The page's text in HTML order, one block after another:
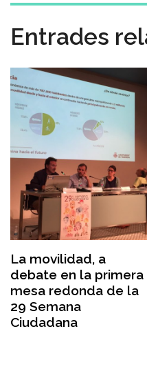
Entrades
La movilidad, a
debate en la primera
mesa redonda de la
29 Semana
Ciudadana